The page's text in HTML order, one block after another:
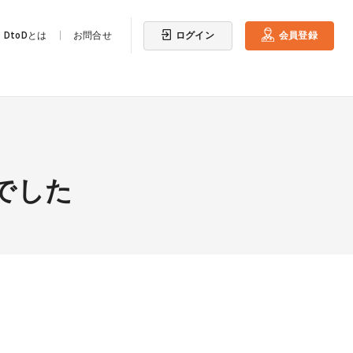
DtoDとは お問合せ ログイン 会員登録
した